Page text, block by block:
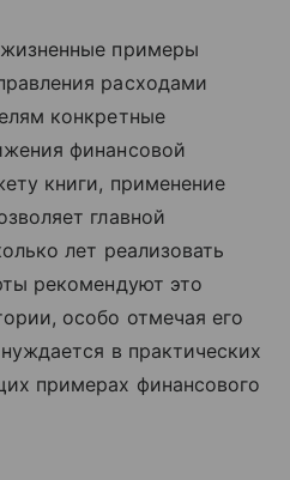
примеры
расходами
конкретные
финансовой
книги, применение
главной
лет реализовать
рекомендуют это
особо отмечая его
в практических
примерах финансового